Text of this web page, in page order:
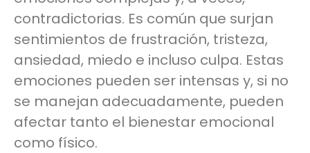
contradictorias. Es común que surjan
sentimientos de frustración, tristeza,
ansiedad, miedo e incluso culpa. Estas
emociones pueden ser intensas y, si no
se manejan adecuadamente, pueden
afectar tanto el bienestar emocional
como físico.